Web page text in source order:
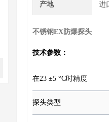
产地 进
不锈钢EX防爆探头
技术参数：
在23 ±5 °C时精度
探头类型